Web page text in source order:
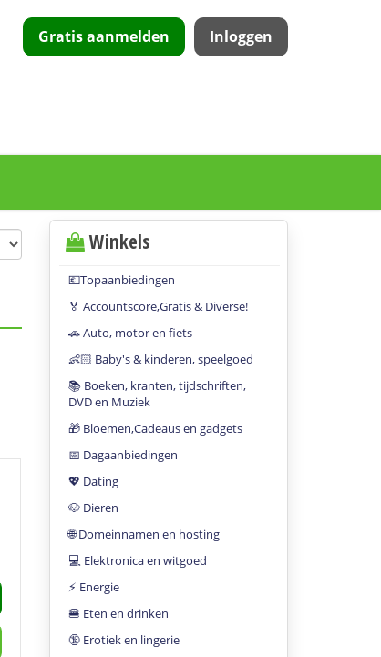
Inloggen
Gratis aanmelden
Winkels
💶Topaanbiedingen
🏅 Accountscore,Gratis & Diverse!
🚗 Auto, motor en fiets
👶🏻 Baby's & kinderen, speelgoed
📚 Boeken, kranten, tijdschriften,
DVD en Muziek
🎁 Bloemen,Cadeaus en gadgets
📅 Dagaanbiedingen
💖 Dating
🐶 Dieren
🌐 Domeinnamen en hosting
💻 Elektronica en witgoed
⚡️ Energie
🍔 Eten en drinken
🔞 Erotiek en lingerie